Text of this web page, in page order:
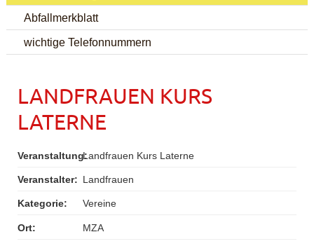
Abfallmerkblatt
wichtige Telefonnummern
LANDFRAUEN KURS
LATERNE
Veranstaltung:Landfrauen Kurs Laterne
Veranstalter: Landfrauen
Kategorie: Vereine
Ort: MZA